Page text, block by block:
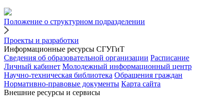
Положение о структурном подразделении
Проекты и разработки
Информационные ресурсы СГУГиТ
Сведения об образовательной организации Расписание
Личный кабинет Молодежный информационный центр
Научно-техническая библиотека Обращения граждан
Нормативно-правовые документы Карта сайта
Внешние ресурсы и сервисы